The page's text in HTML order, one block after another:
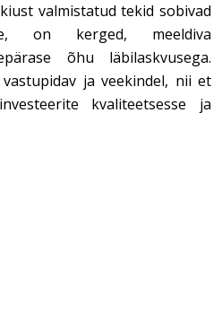
valmistatud tekid sobivad
on kerged, meeldiva
õhu läbilaskvusega.
ja veekindel, nii et
kvaliteetsesse ja